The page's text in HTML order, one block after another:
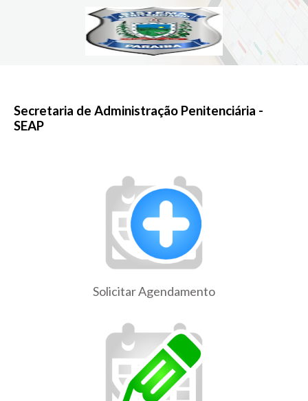
Secretaria de Administração Penitenciária -
SEAP
Solicitar Agendamento